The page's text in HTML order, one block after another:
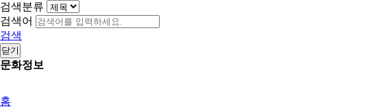
검색분류
검색어
검색
닫기
문화정보
홈